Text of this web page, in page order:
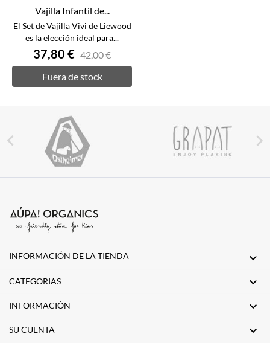
Vajilla Infantil de...
El Set de Vajilla Vivi de Liewood
es la elección ideal para...
37,80 € 42,00 €
Fuera de stock
 
INFORMACIÓN DE LA TIENDA 
CATEGORIAS 
INFORMACIÓN 
SU CUENTA 